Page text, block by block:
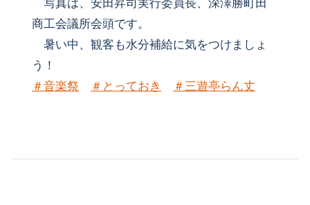
写真は、安田昇司実行委員長、深澤勝町田
商工会議所会頭です。
暑い中、観客も水分補給に気をつけましょ
う！
＃ 音楽祭 ＃ とっておき ＃ 三遊亭らん丈